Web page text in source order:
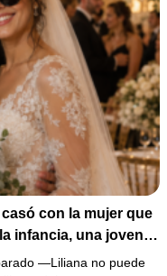
con la mujer que
infancia, una joven
su vida. Tras su
—Liliana no puede